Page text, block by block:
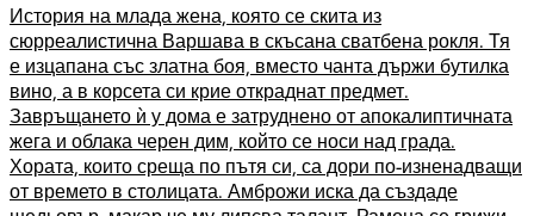
История на млада жена, която се скита из
сюрреалистична Варшава в скъсана сватбена рокля. Тя
е изцапана със златна боя, вместо чанта държи бутилка
вино, а в корсета си крие откраднат предмет.
Завръщането ѝ у дома е затруднено от апокалиптичната
жега и облака черен дим, който се носи над града.
Хората, които среща по пътя си, са дори по-изненадващи
от времето в столицата. Амброжи иска да създаде